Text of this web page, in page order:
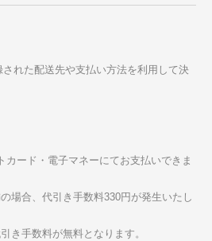
れた配送先や支払い方法を利用して決
カード・電子マネーにてお支払いできま
場合、代引き手数料330円が発生いたし
き手数料が無料となります。